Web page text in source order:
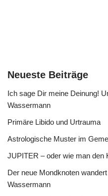
Neueste Beiträge
Ich sage Dir meine Deinung!
Wassermann
Primäre Libido und Urtrauma
Astrologische Muster im
JUPITER – oder wie man den
Der neue Mondknoten
Wassermann